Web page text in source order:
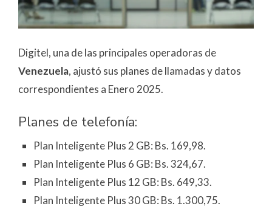
Digitel, una de las principales operadoras de
Venezuela, ajustó sus planes de llamadas y datos
correspondientes a Enero 2025.
Planes de telefonía:
Plan Inteligente Plus 2 GB: Bs. 169,98.
Plan Inteligente Plus 6 GB: Bs. 324,67.
Plan Inteligente Plus 12 GB: Bs. 649,33.
Plan Inteligente Plus 30 GB: Bs. 1.300,75.